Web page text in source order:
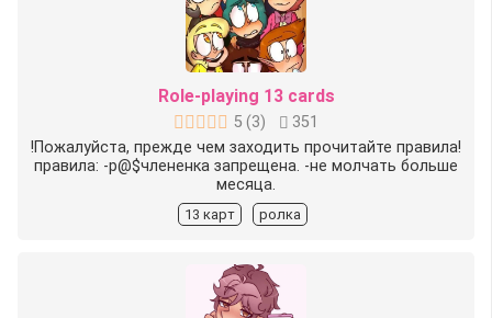
Role-playing 13 cards
5 (3)
351
!Пожалуйста, прежде чем заходить прочитайте правила!
правила: -р@$члененка запрещена. -не молчать больше
месяца.
13 карт ролка